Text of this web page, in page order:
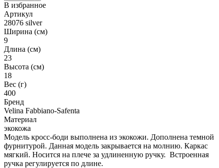
В избранное
Артикул
28076 silver
Ширина (см)
9
Длина (см)
23
Высота (см)
18
Вес (г)
400
Бренд
Velina Fabbiano-Safenta
Материал
экокожа
Модель кросс-боди выполнена из экокожи. Дополнена темной
фурнитурой. Данная модель закрывается на молнию. Каркас
мягкий. Носится на плече за удлиненную ручку. Встроенная
ручка регулируется по длине.